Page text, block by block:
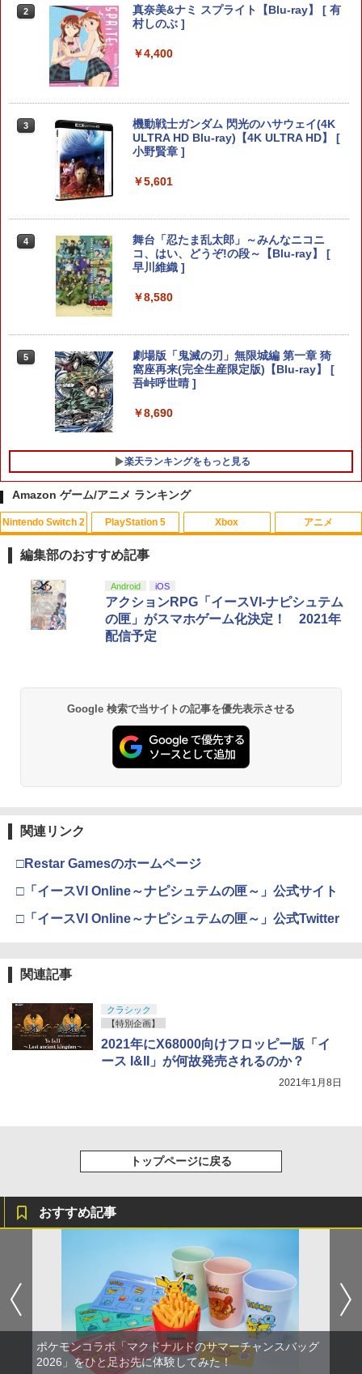
コナミデジタルエンタテインメント 【S
AC-P-BQPYA NSW パワフルプロヤキュ
空の軌跡 the 2nd Nintendo Switch 2 E
MC
【新品】Switch2 ゲームソフト ゼルダの
Switch 2 Edition
ELDEN RING Tarnished Edition Swit
PS5（CFI-2000）用 ホコリキャッチャ
常版/デジタル・エディション）】
￥1,600
防止 放熱改善 簡単取り付け Ps5 Slim/P
s5 Pro/Ps5 対応 プレイステーション5 P
layStation 5
【レビュー評価上昇中】 新型 PS5 Slim /
PS5 Pro 冷却ファン PS5スリム用 冷却
ファン 自動温度検出 3段階風速調整 LED
ライト USB付き 低騒音 急速冷却 放熱
プレステ5スリム用 ディスク/デジタル版
対応 PS5 周辺機器 PS5 Pro 新型PS5
5
【送料無料】【PS5/PS5 Slim/PS5 Pro対
転倒防止 地震対策 傷付き防止 新型PS5
スタンド PS5/PS5 スリム 通常版とデジ
タル版両対応 PS5周辺機器
￥406
￥843
たいシール クリーパー＆エンダーマン
+ Minecraft ぷっくりったいシール モ
チーフ
￥1,210
5
NewスーパーマリオブラザーズWii ノコ
￥1,254
2
真奈美&ナミ スプライト【Blu-ray】 [ 有
村しのぶ ]
￥4,400
3
機動戦士ガンダム 閃光のハサウェイ(4K
ULTRA HD Blu-ray)【4K ULTRA HD】 [
小野賢章 ]
￥5,601
4
舞台「忍たま乱太郎」～みんなニコニ
コ、はい、どうぞ!の段～【Blu-ray】 [
早川維織 ]
￥8,580
5
劇場版「鬼滅の刃」無限城編 第一章 猗
窩座再来(完全生産限定版)【Blu-ray】 [
吾峠呼世晴 ]
￥8,690
楽天ランキングをもっと見る
Amazon ゲーム/アニメ ランキング
Nintendo Switch 2
スプラトゥーン レイダース|オンライン
コード版
￥5,832
スプラトゥーン レイダース -Switch2
4
ニンテンドープリペイド番号 9000円|オ
5
ニンテンドープリペイド番号 5000円|オ
ンラインコード版
￥5,000
PlayStation 5
PlayStation 5 デジタル・エディション
日本語専用 Console Language: Japan
ese only (CFI-2200B01)
￥55,000
Beast of Reincarnation -PS5 【特典】
プロダクトコード 封入
￥7,286
￥11,849
【純正品】DualSense ワイヤレスコン
5
【純正品】DualSense ワイヤレスコン
トローラー(CFI-ZCT2J)
Xbox
【純正品】Xbox ワイヤレス コントロー
ラー + USB-C® ケーブル
￥8,300
2
Xbox プリペイドカード 5,000円 デジタ
ルコード 【旧 Xbox ギフトカード】 [オ
ンラインコード]
￥5,000
B-C ケーブル
5
【純正品】Xbox ワイヤレス コントロー
ラー (カーボンブラック)
￥8,020
アニメ
【Amazon.co.jp限定】劇場版モノノ怪
第三章 蛇神 (Amazon.co.jp限定オリジ
ナル三方背収納ケース付きコレクション)
(オリジナル特典:オリジナル巾着＋メー
カー特典:【坤と離】二振りの剣、十翼よ
劇場版「鬼滅の刃」無限城編 第一章 猗
窩座再来 通常版 [Blu-ray]
劇場版「鬼滅の刃」無限城編 第一章 猗
窩座再来 通常版 [DVD]
￥3,523
￥8,698
しイラストボード付) [DVD]
編集部のおすすめ記事
Android iOS
アクションRPG「イースVI-ナピシュテム
の匣」がスマホゲーム化決定！ 2021年
配信予定
Google 検索で当サイトの記事を優先表示させる
関連リンク
□Restar Gamesのホームページ
□「イースVI Online～ナピシュテムの匣～」公式サイト
□「イースVI Online～ナピシュテムの匣～」公式Twitter
関連記事
クラシック
【特別企画】
2021年にX68000向けフロッピー版「イ
ース I&II」が何故発売されるのか？
2021年1月8日
トップページに戻る
おすすめ記事
ポケモンコラボ「マクドナルドのサマーチャンスバッグ
2026」をひと足お先に体験してみた！